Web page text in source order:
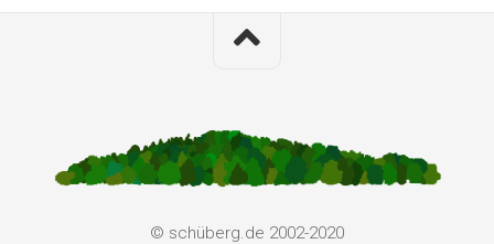
© schüberg.de 2002-2020